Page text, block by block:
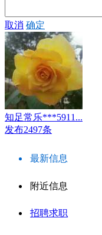
取消 确定
知足常乐***5911...
发布2497条
最新信息
附近信息
招聘求职